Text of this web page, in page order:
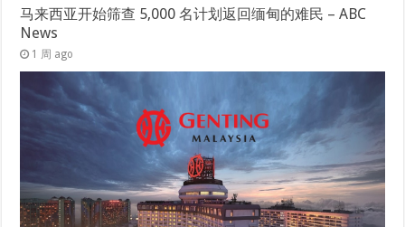
马来西亚开始筛查 5,000 名计划返回缅甸的难民 – ABC
News
1 周 ago